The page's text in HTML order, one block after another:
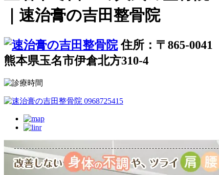
｜速治膏の吉田整骨院
住所：〒865-0041
熊本県玉名市伊倉北方310-4